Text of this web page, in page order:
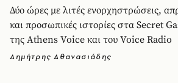
Δύο ώρες με λιτές ενορχηστρώσεις,
και προσωπικές ιστορίες στα Secret
της Athens Voice και του Voice Radio
Δημήτρης Αθανασιάδης